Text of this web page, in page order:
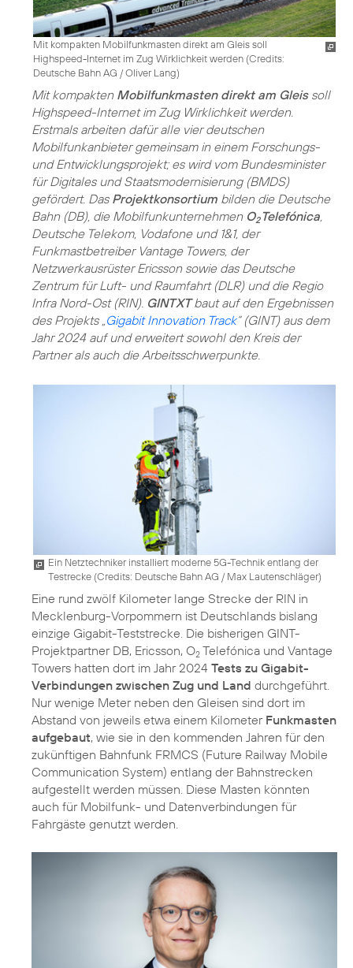
Mit kompakten Mobilfunkmasten direkt am Gleis soll
Highspeed-Internet im Zug Wirklichkeit werden (Credits:
Deutsche Bahn AG / Oliver Lang)
Mit kompakten Mobilfunkmasten direkt am Gleissoll
Highspeed-Internet im Zug Wirklichkeit werden.
Erstmals arbeiten dafür alle vier deutschen
Mobilfunkanbieter gemeinsam in einem Forschungs-
und Entwicklungsprojekt; es wird vom Bundesminister
für Digitales und Staatsmodernisierung (BMDS)
gefördert. Das Projektkonsortium bilden die Deutsche
Bahn (DB), die Mobilfunkunternehmen O2Telefónica
Deutsche Telekom, Vodafone und 1&1, der
Funkmastbetreiber Vantage Towers, der
Netzwerkausrüster Ericsson sowie das Deutsche
Zentrum für Luft- und Raumfahrt (DLR) und die Regio
Infra Nord-Ost (RIN). GINT XTbaut auf den Ergebnissen
des Projekts „ Gigabit Innovation Track“ (GINT) aus dem
Jahr 2024 auf und erweitert sowohl den Kreis der
Partner als auch die Arbeitsschwerpunkte.
Ein Netztechniker installiert moderne 5G-Technik entlang der
Testrecke (Credits: Deutsche Bahn AG / Max Lautenschläger)
Eine rund zwölf Kilometer lange Strecke der RIN in
Mecklenburg-Vorpommern ist Deutschlands bislang
einzige Gigabit-Teststrecke. Die bisherigen GINT-
Projektpartner DB, Ericsson, O2 Telefónica und Vantage
Towers hatten dort im Jahr 2024 Tests zu Gigabit-
Verbindungen zwischen Zug und Land durchgeführt.
Nur wenige Meter neben den Gleisen sind dort im
Abstand von jeweils etwa einem Kilometer Funkmasten
aufgebaut, wie sie in den kommenden Jahren für den
zukünftigen Bahnfunk FRMCS (Future Railway Mobile
Communication System) entlang der Bahnstrecken
aufgestellt werden müssen. Diese Masten könnten
auch für Mobilfunk- und Datenverbindungen für
Fahrgäste genutzt werden.